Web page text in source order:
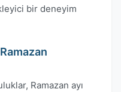
bir deneyim
Ramazan ayı